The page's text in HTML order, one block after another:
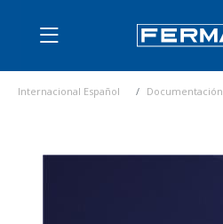
Internacional Español Documentación